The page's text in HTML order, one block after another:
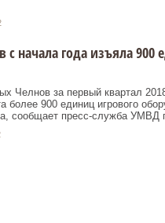
начала года изъяла 900
Челнов за первый квартал
более 900 единиц игрового
сообщает пресс-служба УМВД